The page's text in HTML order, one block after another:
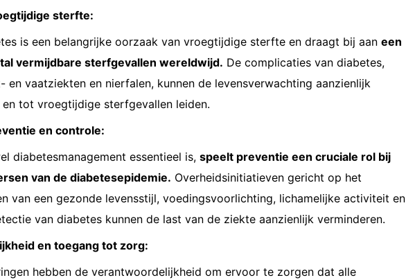
sterfte:
is een belangrijke oorzaak van vroegtijdige sterfte en draagt ​​bij aan een
vermijdbare sterfgevallen wereldwijd. De complicaties van diabetes,
en vaatziekten en nierfalen, kunnen de levensverwachting aanzienlijk
tot vroegtijdige sterfgevallen leiden.
en controle:
diabetesmanagement essentieel is, speelt preventie een cruciale rol bij
van de diabetesepidemie. Overheidsinitiatieven gericht op het
van een gezonde levensstijl, voedingsvoorlichting, lichamelijke activiteit en
van diabetes kunnen de last van de ziekte aanzienlijk verminderen.
en toegang tot zorg:
hebben de verantwoordelijkheid om ervoor te zorgen dat alle